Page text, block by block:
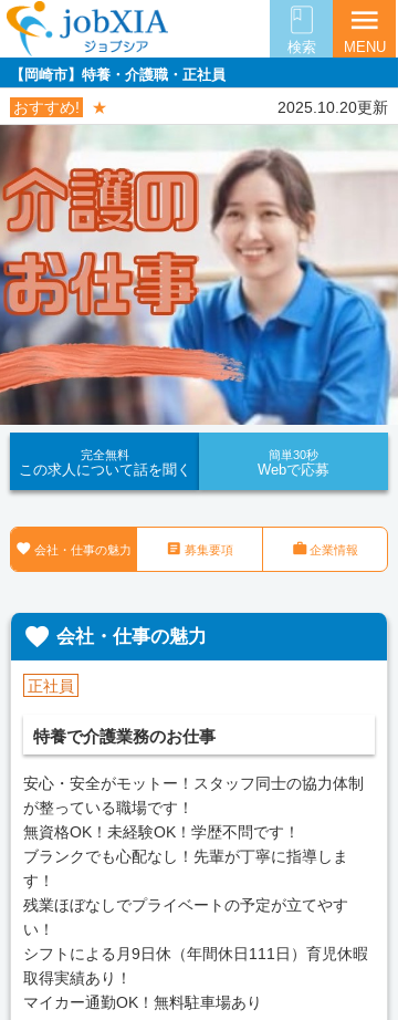
検索
menu
MENU
【岡崎市】特養・介護職・正社員
おすすめ! ★ 2025.10.20更新
完全無料
この求人について話を聞く
簡単30秒
Webで応募
 会社・仕事の魅力  募集要項 企業情報
 会社・仕事の魅力
正社員
特養で介護業務のお仕事
安心・安全がモットー！スタッフ同士の協力体制
が整っている職場です！
無資格OK！未経験OK！学歴不問です！
ブランクでも心配なし！先輩が丁寧に指導しま
す！
残業ほぼなしでプライベートの予定が立てやす
い！
シフトによる月9日休（年間休日111日）育児休暇
取得実績あり！
マイカー通勤OK！無料駐車場あり